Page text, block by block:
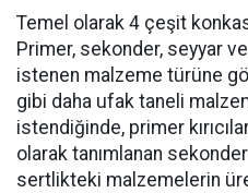
Temel olarak 4 çeşit
Primer, sekonder, seyyar
istenen malzeme türüne
gibi daha ufak taneli
istendiğinde, primer
olarak tanımlanan
sertlikteki malzemelerin